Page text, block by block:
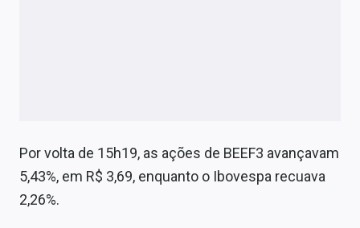
Conteúdo de Marca
Sobre
Por volta de 15h19, as ações de BEEF3 avançavam
5,43%, em R$ 3,69, enquanto o Ibovespa recuava
2,26%.